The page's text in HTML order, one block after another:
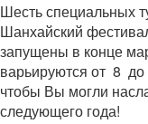
Шесть специальных
Шанхайский
запущены в конце
варьируются от 8
чтобы Вы могли
следующего года!